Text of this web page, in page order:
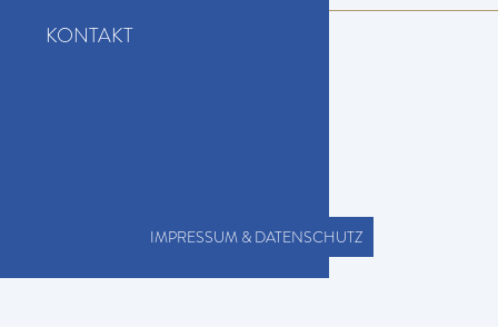
KONTAKT
IMPRESSUM & DATENSCHUTZ